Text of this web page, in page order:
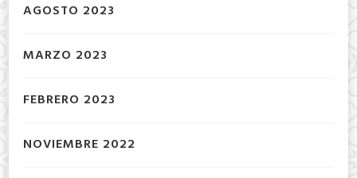
AGOSTO 2023
MARZO 2023
FEBRERO 2023
NOVIEMBRE 2022